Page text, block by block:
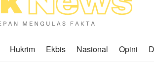
Hukrim Ekbis Nasional Opini